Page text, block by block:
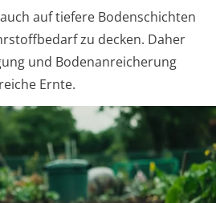
auf tiefere Bodenschichten
zu decken. Daher
und Bodenanreicherung
Ernte.